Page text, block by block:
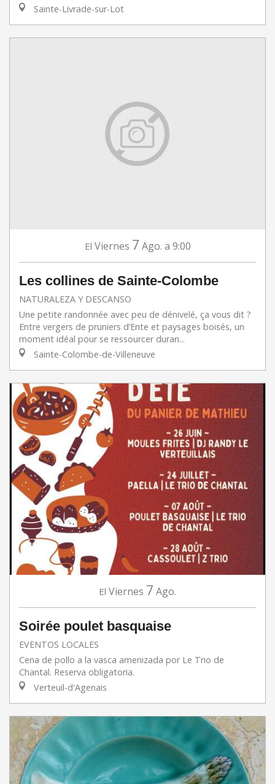
Sainte-Livrade-sur-Lot
El Viernes 7 Ago. a 9:00
Les collines de Sainte-Colombe
NATURALEZA Y DESCANSO
Une petite randonnée avec peu de dénivelé, ça vous dit ?
Entre vergers de pruniers d’Ente et paysages boisés, un
moment idéal pour se ressourcer duran...
Sainte-Colombe-de-Villeneuve
El Viernes 7 Ago.
Soirée poulet basquaise
EVENTOS LOCALES
Cena de pollo a la vasca amenizada por Le Trio de
Chantal. Reserva obligatoria.
Verteuil-d'Agenais